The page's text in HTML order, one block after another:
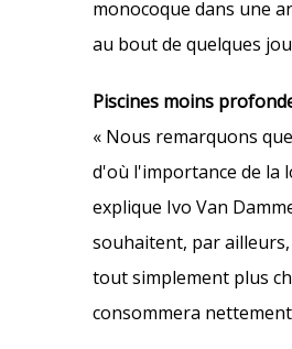
monocoque dans une
au bout de quelques
Piscines moins
« Nous remarquons
d'où l'importance de la
explique Ivo Van
souhaitent, par
tout simplement plus
consommera